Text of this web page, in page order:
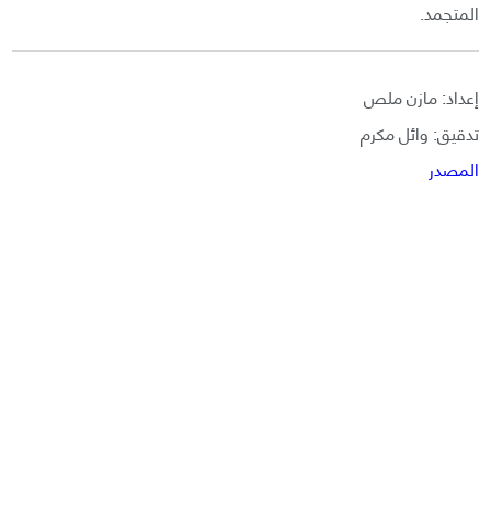
المتجمد.
إعداد: مازن ملص
تدقيق: وائل مكرم
المصدر